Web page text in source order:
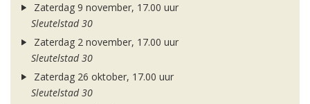
Zaterdag 9 november, 17.00 uur
Sleutelstad 30
Zaterdag 2 november, 17.00 uur
Sleutelstad 30
Zaterdag 26 oktober, 17.00 uur
Sleutelstad 30